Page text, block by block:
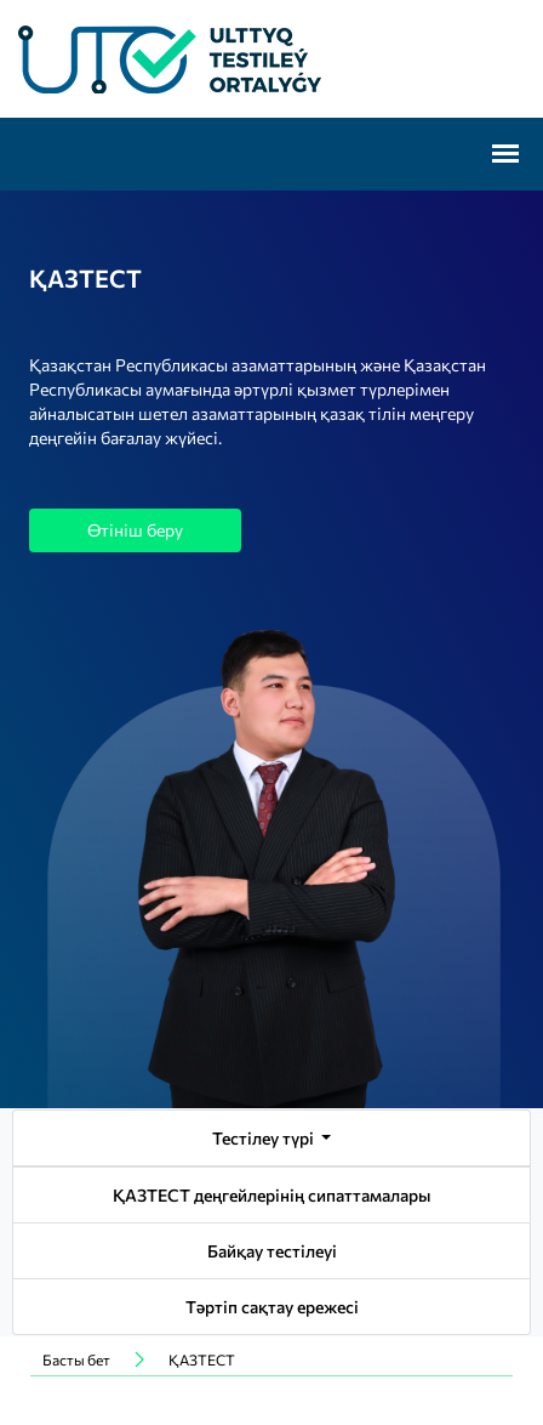
ҚАЗТЕСТ
Қазақстан Республикасы азаматтарының және Қазақстан
Республикасы аумағында әртүрлі қызмет түрлерімен
айналысатын шетел азаматтарының қазақ тілін меңгеру
деңгейін бағалау жүйесі.
Өтініш беру
Тестілеу түрі
ҚАЗТЕСТ деңгейлерінің сипаттамалары
Байқау тестілеуі
Тәртіп сақтау ережесі
Басты бет ҚАЗТЕСТ